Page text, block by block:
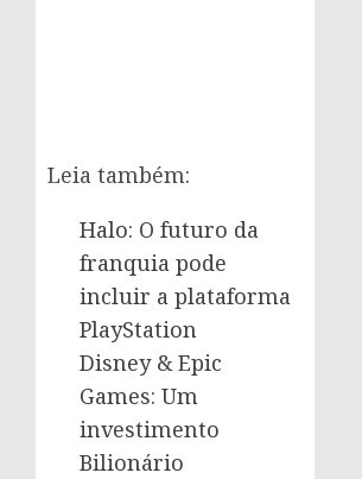
Leia também:
Halo: O futuro da
franquia pode
incluir a plataforma
PlayStation
Disney & Epic
Games: Um
investimento
Bilionário